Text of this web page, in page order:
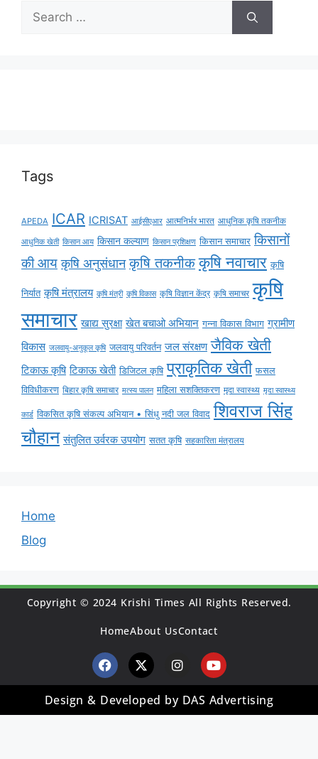
Tags
APEDA ICAR ICRISAT आईसीएआर आत्मनिर्भर भारत आधुनिक कृषि तकनीक
आधुनिक खेती किसान आय किसान कल्याण किसान प्रशिक्षण किसान समाचार किसानों
की आय कृषि अनुसंधान कृषि तकनीक कृषि नवाचार कृषि
निर्यात कृषि मंत्रालय कृषि मंत्री कृषि विकास कृषि विज्ञान केंद्र कृषि समाचर कृषि
समाचार खाद्य सुरक्षा खेत बचाओ अभियान गन्ना विकास विभाग ग्रामीण
विकास जलवायु-अनुकूल कृषि जलवायु परिवर्तन जल संरक्षण जैविक खेती
टिकाऊ कृषि टिकाऊ खेती डिजिटल कृषि प्राकृतिक खेती फसल
विविधीकरण बिहार कृषि समाचार मत्स्य पालन महिला सशक्तिकरण मृदा स्वास्थ्य मृदा स्वास्थ्य
कार्ड विकसित कृषि संकल्प अभियान • सिंधु नदी जल विवाद शिवराज सिंह
चौहान संतुलित उर्वरक उपयोग सतत कृषि सहकारिता मंत्रालय
Home
Blog
Copyright © 2024 Krishi Times All Rights Reserved.
HomeAbout UsContact
Design & Developed by DAS Advertising